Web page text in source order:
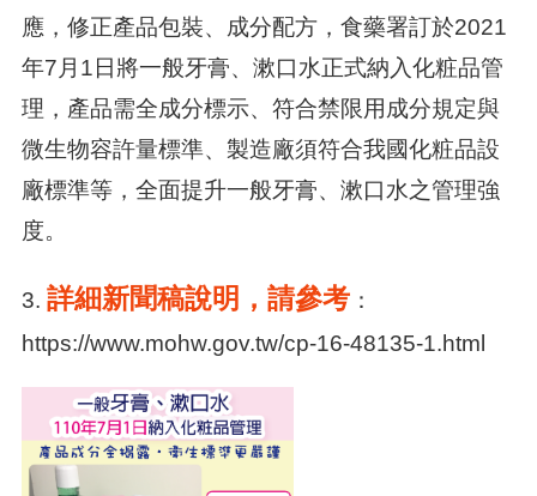
應，修正產品包裝、成分配方，食藥署訂於2021
年7月1日將一般牙膏、漱口水正式納入化粧品管
理，產品需全成分標示、符合禁限用成分規定與
微生物容許量標準、製造廠須符合我國化粧品設
廠標準等，全面提升一般牙膏、漱口水之管理強
度。
3. 詳細新聞稿說明，請參考：
https://www.mohw.gov.tw/cp-16-48135-1.html